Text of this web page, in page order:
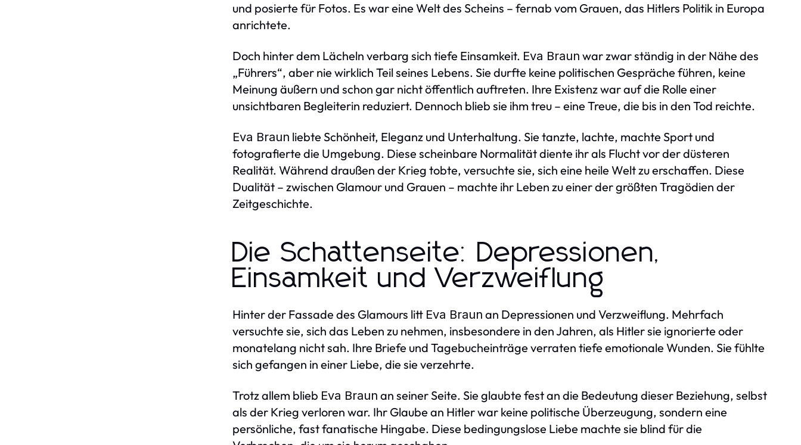
und posierte für Fotos. Es war eine Welt des Scheins – fernab vom Grauen, das Hitlers Politik in Europa
anrichtete.
Doch hinter dem Lächeln verbarg sich tiefe Einsamkeit. Eva Braun war zwar ständig in der Nähe des
„Führers“, aber nie wirklich Teil seines Lebens. Sie durfte keine politischen Gespräche führen, keine
Meinung äußern und schon gar nicht öffentlich auftreten. Ihre Existenz war auf die Rolle einer
unsichtbaren Begleiterin reduziert. Dennoch blieb sie ihm treu – eine Treue, die bis in den Tod reichte.
Eva Braun liebte Schönheit, Eleganz und Unterhaltung. Sie tanzte, lachte, machte Sport und
fotografierte die Umgebung. Diese scheinbare Normalität diente ihr als Flucht vor der düsteren
Realität. Während draußen der Krieg tobte, versuchte sie, sich eine heile Welt zu erschaffen. Diese
Dualität – zwischen Glamour und Grauen – machte ihr Leben zu einer der größten Tragödien der
Zeitgeschichte.
Die Schattenseite: Depressionen,
Einsamkeit und Verzweiflung
Hinter der Fassade des Glamours litt Eva Braun an Depressionen und Verzweiflung. Mehrfach
versuchte sie, sich das Leben zu nehmen, insbesondere in den Jahren, als Hitler sie ignorierte oder
monatelang nicht sah. Ihre Briefe und Tagebucheinträge verraten tiefe emotionale Wunden. Sie fühlte
sich gefangen in einer Liebe, die sie verzehrte.
Trotz allem blieb Eva Braun an seiner Seite. Sie glaubte fest an die Bedeutung dieser Beziehung, selbst
als der Krieg verloren war. Ihr Glaube an Hitler war keine politische Überzeugung, sondern eine
persönliche, fast fanatische Hingabe. Diese bedingungslose Liebe machte sie blind für die